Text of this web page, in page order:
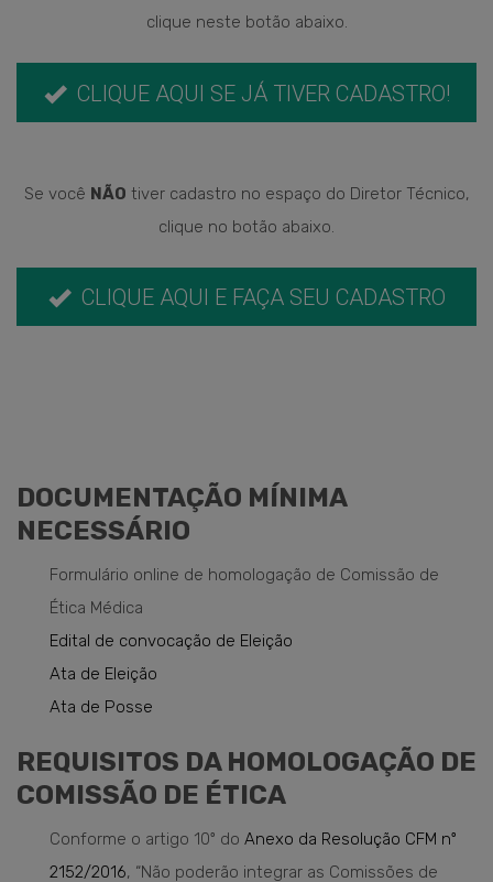
clique neste botão abaixo.
CLIQUE AQUI SE JÁ TIVER CADASTRO!
Se você NÃO tiver cadastro no espaço do Diretor Técnico,
clique no botão abaixo.
CLIQUE AQUI E FAÇA SEU CADASTRO
DOCUMENTAÇÃO MÍNIMA
NECESSÁRIO
Formulário online de homologação de Comissão de
Ética Médica
Edital de convocação de Eleição
Ata de Eleição
Ata de Posse
REQUISITOS DA HOMOLOGAÇÃO DE
COMISSÃO DE ÉTICA
Conforme o artigo 10º do Anexo da Resolução CFM nº
2152/2016, “Não poderão integrar as Comissões de